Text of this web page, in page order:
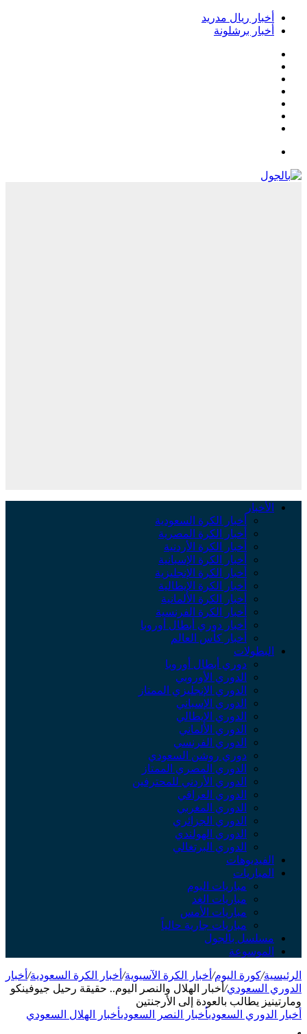
أخبار ريال مدريد
أخبار برشلونة
الأخبار
أخبار الكرة السعودية
أخبار الكرة المصرية
أخبار الكرة الأردنية
أخبار الكرة الإسبانية
أخبار الكرة الإنجليزية
أخبار الكرة الإيطالية
أخبار الكرة الألمانية
أخبار الكرة الفرنسية
أخبار دوري أبطال أوروبا
أخبار كأس العالم
البطولات
دوري أبطال أوروبا
الدوري الأوروبي
الدوري الإنجليزي الممتاز
الدوري الإسباني
الدوري الإيطالي
الدوري الألماني
الدوري الفرنسي
دوري روشن السعودي
الدوري المصري الممتاز
الدوري الأردني للمحترفين
الدوري العراقي
الدوري المغربي
الدوري الجزائري
الدوري الهولندي
الدوري البرتغالي
الفيديوهات
المباريات
مباريات اليوم
مباريات الغد
مباريات الأمس
مباريات جارية حالياً
مسلسل بالجول
الموسوعة
الرئيسية/كورة اليوم/ أخبار الكرة الآسيوية/ أخبار الكرة السعودية/ أخبار
الدوري السعودي/ أخبار الهلال والنصر اليوم.. حقيقة رحيل جيوفينكو
ومارتينيز يطالب بالعودة إلى الأرجنتين
أخبار الدوري السعوديأخبار النصر السعوديأخبار الهلال السعودي